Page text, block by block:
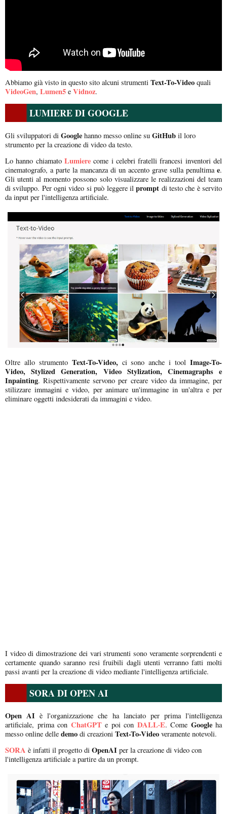
Abbiamo già visto in questo sito alcuni strumenti Text-To-Video quali
VideoGen, Lumen5 e Vidnoz.
LUMIERE DI GOOGLE
Gli sviluppatori di Google hanno messo online su GitHub il loro
strumento per la creazione di video da testo.
Lo hanno chiamato Lumiere come i celebri fratelli francesi inventori del
cinematografo, a parte la mancanza di un accento grave sulla penultima e.
Gli utenti al momento possono solo visualizzare le realizzazioni del team
di sviluppo. Per ogni video si può leggere ilprompt di testo che è servito
da input per l'intelligenza artificiale.
Oltre allo strumento Text-To-Video,ci sono anche i toolImage-To-
Video, Stylized Generation, Video Stylization, Cinemagraphs e
Inpainting. Rispettivamente servono per creare video da immagine, per
stilizzare immagini e video, per animare un'immagine in un'altra e per
eliminare oggetti indesiderati da immagini e video.
I video di dimostrazione dei vari strumenti sono veramente sorprendenti e
certamente quando saranno resi fruibili dagli utenti verranno fatti molti
passi avanti per la creazione di video mediante l'intelligenza artificiale.
SORA DI OPEN AI
Open AI è l'organizzazione che ha lanciato per prima l'intelligenza
artificiale, prima con ChatGPTe poi con DALL·E. Come Googleha
messo online delle demo di creazioni Text-To-Video veramente notevoli.
SORA è infatti il progetto di OpenAI per la creazione di video con
l'intelligenza artificiale a partire da un prompt.